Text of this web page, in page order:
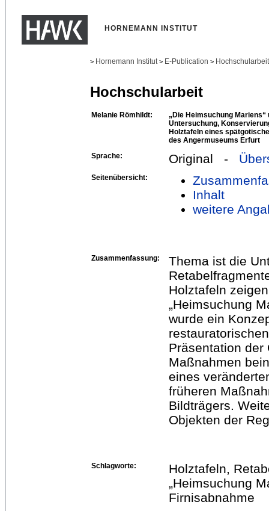
HORNEMANN INSTITUT
> Hornemann Institut > E-Publication >
Hochschularbeit
Melanie Römhildt:
„Die Heimsuchung Mariens“
Untersuchung,
Holztafeln eines
des Angermuseums Erfurt
Sprache:
Original -
Seitenübersicht:
Inhalt
weitere
Zusammenfassung:
Thema ist die
Holztafeln
„Heimsuchung
wurde ein
Präsentation der
Maßnahmen
eines
früheren
Bildträgers.
Objekten der
Schlagworte:
Holztafeln,
„Heimsuchung
Firnisabnahme